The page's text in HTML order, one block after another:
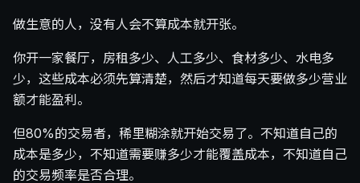
做生意的人，没有人会不算成本就开张。
你开一家餐厅，房租多少、人工多少、食材多少、水电多
少，这些成本必须先算清楚，然后才知道每天要做多少营业
额才能盈利。
但80%的交易者，稀里糊涂就开始交易了。不知道自己的
成本是多少，不知道需要赚多少才能覆盖成本，不知道自己
的交易频率是否合理。